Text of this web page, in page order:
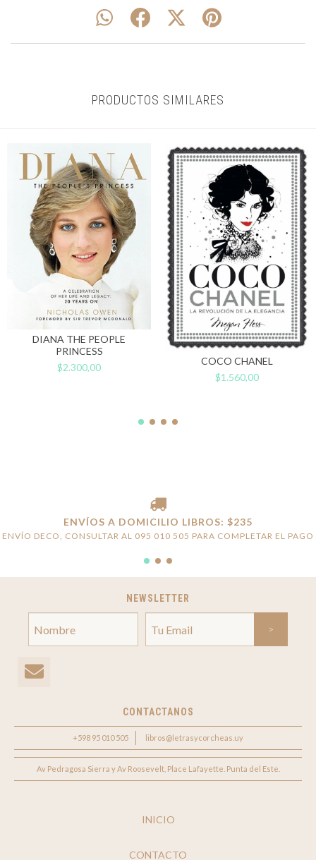
PRODUCTOS SIMILARES
DIANA THE PEOPLE
PRINCESS
$2.300,00
COCO CHANEL
$1.560,00
ENVÍOS A DOMICILIO LIBROS: $235
ENVÍO DECO, CONSULTAR AL 095 010 505 PARA COMPLETAR EL PAGO
NEWSLETTER
CONTACTANOS
+598 95 010 505 libros@letrasycorcheas.uy
Av Pedragosa Sierra y Av Roosevelt, Place Lafayette. Punta del Este.
INICIO
CONTACTO